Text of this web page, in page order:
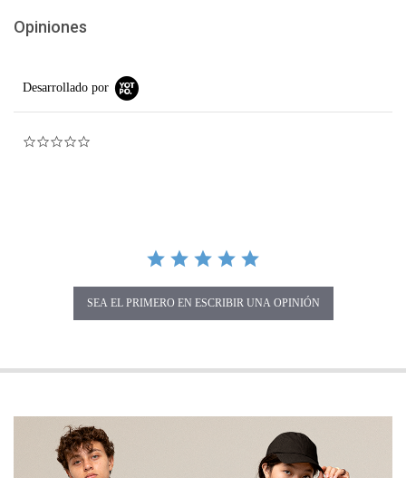
Opiniones
Desarrollado por
SEA EL PRIMERO EN ESCRIBIR UNA OPINIÓN